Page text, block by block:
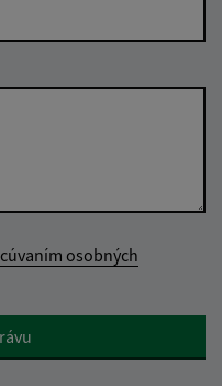
osobných